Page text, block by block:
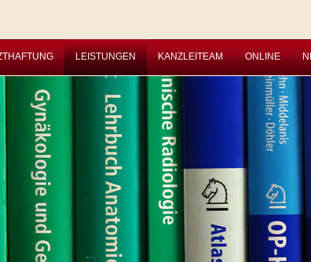
LEISTUNGEN KANZLEITEAM ONLINE